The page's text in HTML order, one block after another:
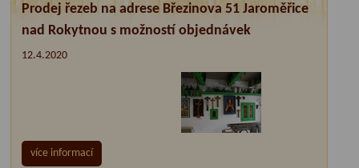
Prodej řezeb na adrese Březinova 51 Jaroměřice
nad Rokytnou s možností objednávek
12.4.2020
více informací